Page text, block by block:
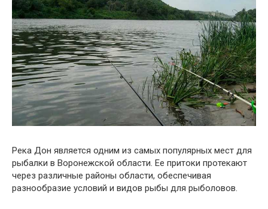
Река Дон является одним из самых популярных мест для
рыбалки в Воронежской области. Ее притоки протекают
через различные районы области, обеспечивая
разнообразие условий и видов рыбы для рыболовов.